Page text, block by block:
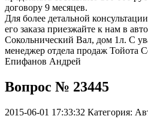
договору 9 месяцев.
Для более детальной
его заказа приезжайте к нам в
Сокольнический Вал, дом 1л. С
менеджер отдела продаж Тойота
Епифанов Андрей
Вопрос № 23445
2015-06-01 17:33:32 Категория: